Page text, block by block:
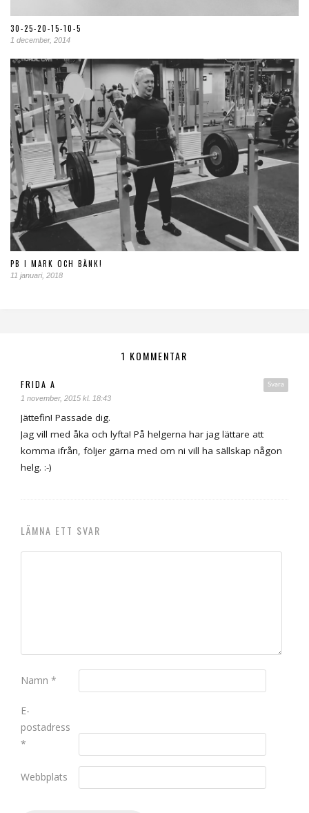
30-25-20-15-10-5
1 december, 2014
PB I MARK OCH BÄNK!
11 januari, 2018
1 KOMMENTAR
Svara
FRIDA A
1 november, 2015 kl. 18:43
Jättefin! Passade dig.
Jag vill med åka och lyfta! På helgerna har jag lättare att
komma ifrån, följer gärna med om ni vill ha sällskap någon
helg. :-)
LÄMNA ETT SVAR
Namn *
E-
postadress
*
Webbplats